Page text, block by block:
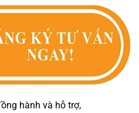
hành và hỗ trợ,